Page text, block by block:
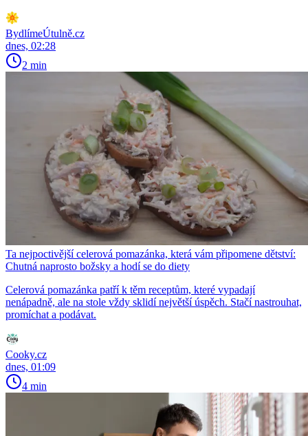
BydlímeÚtulně.cz
dnes, 02:28
2 min
Ta nejpoctivější celerová pomazánka, která vám připomene dětství:
Chutná naprosto božsky a hodí se do diety
Celerová pomazánka patří k těm receptům, které vypadají
nenápadně, ale na stole vždy sklidí největší úspěch. Stačí nastrouhat,
promíchat a podávat.
Cooky.cz
dnes, 01:09
4 min